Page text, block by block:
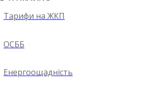
Тарифи на ЖКП
ОСББ
Енергоощадність